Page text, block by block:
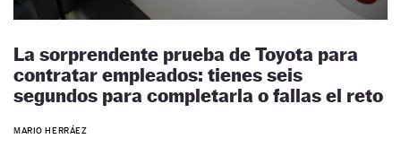
La sorprendente prueba de Toyota para
contratar empleados: tienes seis
segundos para completarla o fallas el reto
MARIO HERRÁEZ